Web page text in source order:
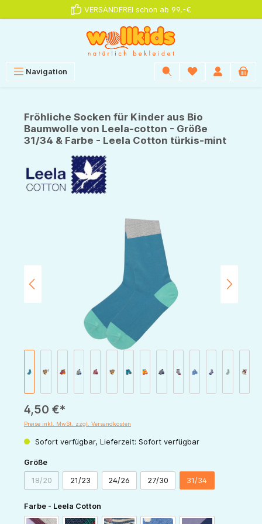
VERSANDFREI schon ab 99,-€
Navigation
Fröhliche Socken für Kinder aus Bio
Baumwolle von Leela-cotton - Größe
31/34 & Farbe - Leela Cotton türkis-mint
4,50 €*
Preise inkl. MwSt. zzgl. Versandkosten
Sofort verfügbar, Lieferzeit: Sofort verfügbar
Größeauswählen
18/20(Diese Option ist zurzeit nicht verfügbar.)
21/23 24/26 27/30 31/34
Farbe - Leela Cotton